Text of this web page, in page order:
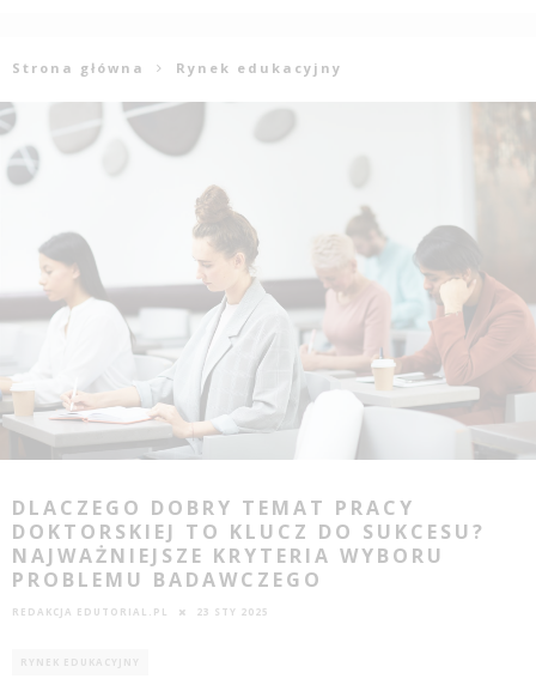
Strona główna Rynek edukacyjny
DLACZEGO DOBRY TEMAT PRACY
DOKTORSKIEJ TO KLUCZ DO SUKCESU?
NAJWAŻNIEJSZE KRYTERIA WYBORU
PROBLEMU BADAWCZEGO
REDAKCJA EDUTORIAL.PL 23 STY 2025
RYNEK EDUKACYJNY